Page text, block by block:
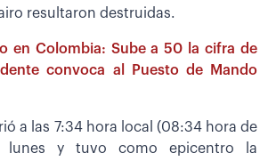
resultaron destruidas.
en Colombia: Sube a 50 la cifra de
convoca al Puesto de Mando
a las 7:34 hora local (08:34 hora de
lunes y tuvo como epicentro la